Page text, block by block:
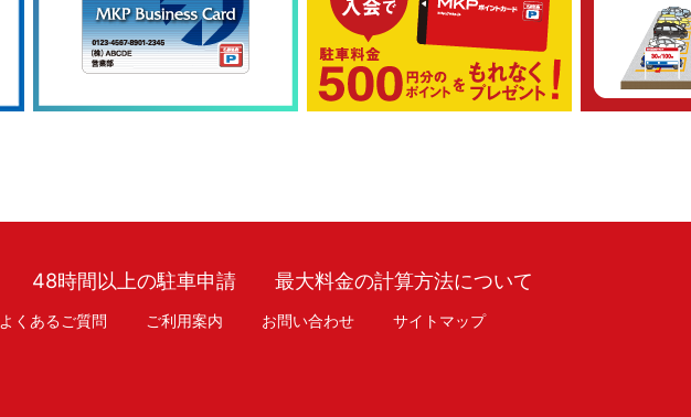
48時間以上の駐車申請 最大料金の計算方法について
よくあるご質問 ご利用案内 お問い合わせ サイトマップ